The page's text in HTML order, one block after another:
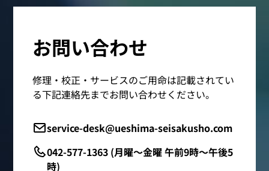
お問い合わせ
修理・校正・サービスのご用命は記載されてい
る下記連絡先までお問い合わせください。
service-desk@ueshima-seisakusho.com
042-577-1363 (月曜～金曜 午前9時～午後5
時)